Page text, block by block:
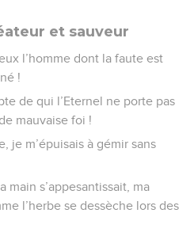
et sauveur
l’homme dont la faute est
!
de qui l’Eternel ne porte pas
mauvaise foi !
je m’épuisais à gémir sans
main s’appesantissait, ma
l’herbe se dessèche lors des